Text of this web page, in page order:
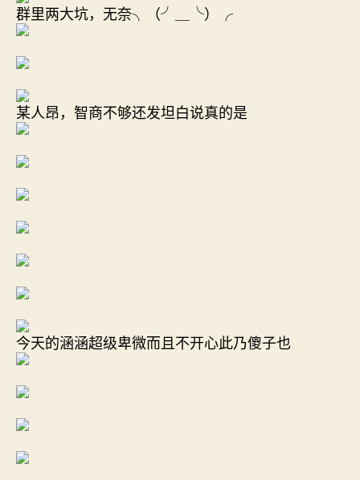
群里两大坑，无奈╮（╯＿╰）╭
某人昂，智商不够还发坦白说真的是
今天的涵涵超级卑微而且不开心此乃傻子也